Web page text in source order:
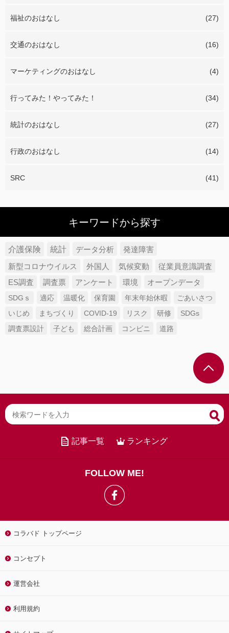
福祉のおはなし (27)
交通のおはなし (16)
マーケティングのおはなし (4)
行ってみた！やってみた！ (34)
統計のおはなし (27)
行政のおはなし (14)
SRC (41)
キーワードから探す
介護保険 統計 データ分析
発達障害
新型コロナウイルス
外国人 気候変動
従業員意識調査
ES調査
調査票 アンケート 環境
オープンデータ
SDGｓ
適応 温暖化 保育園 年末年始休暇
ごあいさつ
いじめ
まちづくり COVID-19 リスク 研修
SDGs
調査票設計
子ども 総合計画 コンビニ 道路
記事一覧 ランキング
FOLLOW ME!
コラバド トップページ
コンセプト
運営会社
利用規約